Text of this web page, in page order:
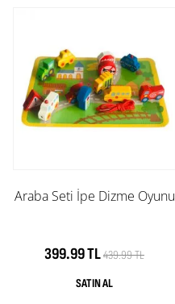
Araba Seti İpe Dizme Oyunu
399.99 TL439.99 TL